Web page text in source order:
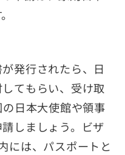
発行されたら、日
てもらい、受け取
日本大使館や領事
しましょう。ビザ
には、パスポートと